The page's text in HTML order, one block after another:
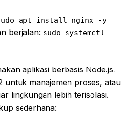
apt install nginx -y
berjalan: sudo systemctl
aplikasi berbasis Node.js,
untuk manajemen proses, atau
lingkungan lebih terisolasi.
sederhana: